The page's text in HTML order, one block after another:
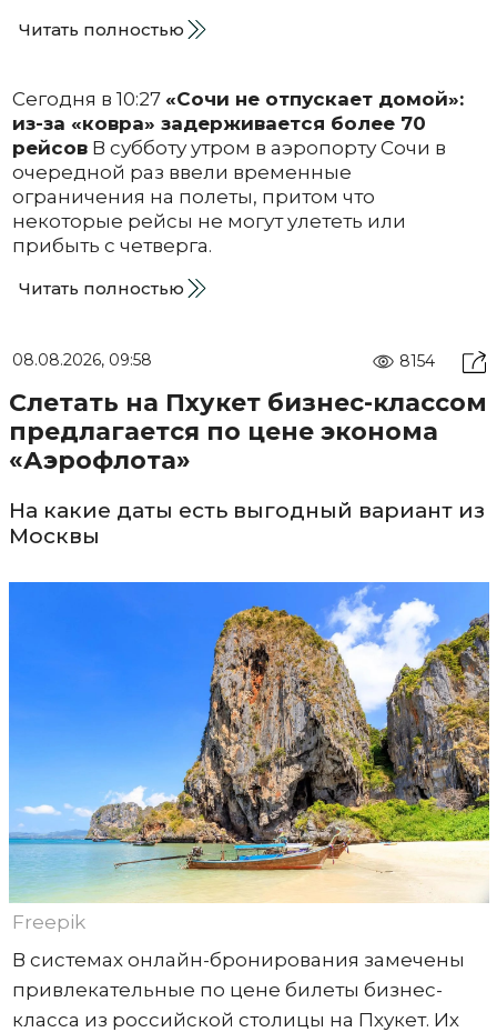
Читать полностью
Сегодня в 10:27 «Сочи не отпускает домой»:
из-за «ковра» задерживается более 70
рейсовВ субботу утром в аэропорту Сочи в
очередной раз ввели временные
ограничения на полеты, притом что
некоторые рейсы не могут улететь или
прибыть с четверга.
Читать полностью
08.08.2026, 09:58 8154
Слетать на Пхукет бизнес-классом
предлагается по цене эконома
«Аэрофлота»
На какие даты есть выгодный вариант из
Москвы
Freepik
В системах онлайн-бронирования замечены
привлекательные по цене билеты бизнес-
класса из российской столицы на Пхукет. Их